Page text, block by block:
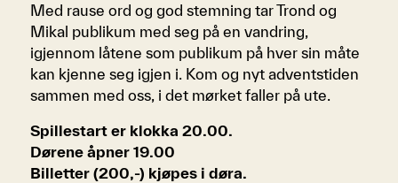
Med rause ord og god stemning tar Trond og
Mikal publikum med seg på en vandring,
igjennom låtene som publikum på hver sin måte
kan kjenne seg igjen i. Kom og nyt adventstiden
sammen med oss, i det mørket faller på ute.
Spillestart er klokka 20.00.
Dørene åpner 19.00
Billetter (200,-) kjøpes i døra.